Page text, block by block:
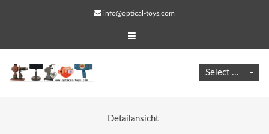
info@optical-toys.com
Detailansicht